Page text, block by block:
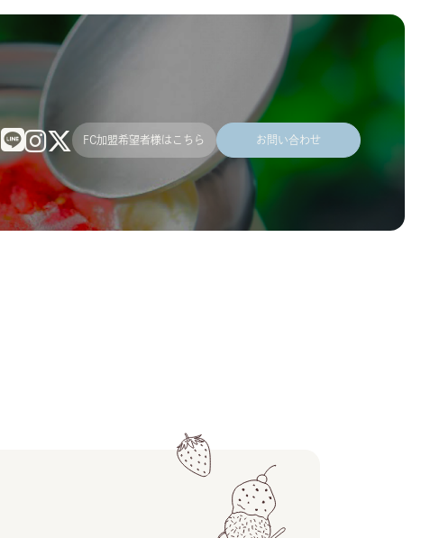
FC加盟希望者様はこちら お問い合わせ